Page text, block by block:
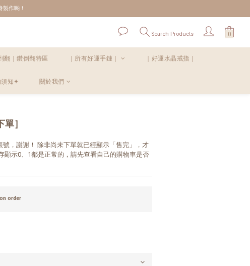
作喲！
Search Products
翻｜鑽倒翻特區 ｜所有好運手鏈｜ ｜好運水晶戒指｜
知✦ 關於我們
］
號，謝謝！ 除非尚未下單就已經顯示「售完」，才
顯示0、1都是正常的，請先查看自己的購物車是否
order